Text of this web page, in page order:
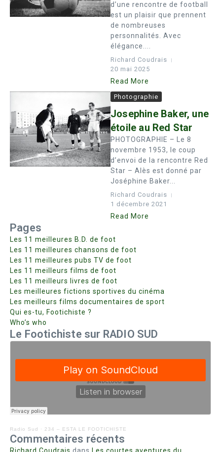
d’une rencontre de football
est un plaisir que prennent
de nombreuses
personnalités. Avec
élégance....
Richard Coudrais
20 mai 2025
Read More
Photographie
Josephine Baker, une
étoile au Red Star
PHOTOGRAPHIE – Le 8
novembre 1953, le coup
d’envoi de la rencontre Red
Star – Alès est donné par
Joséphine Baker...
Richard Coudrais
1 décembre 2021
Read More
Pages
Les 11 meilleures B.D. de foot
Les 11 meilleures chansons de foot
Les 11 meilleures pubs TV de foot
Les 11 meilleurs films de foot
Les 11 meilleurs livres de foot
Les meilleures fictions sportives du cinéma
Les meilleurs films documentaires de sport
Qui es-tu, Footichiste ?
Who’s who
Le Footichiste sur RADIO SUD
Radio Sud · 234 – ESTA LE FOOTICHISTE
Commentaires récents